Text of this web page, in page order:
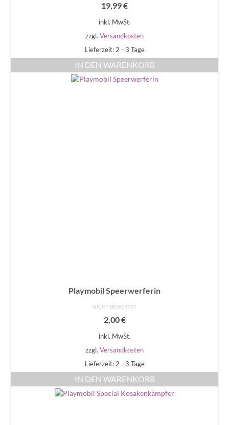
19,99€
inkl. MwSt.
zzgl. Versandkosten
Lieferzeit: 2 - 3 Tage
IN DEN WARENKORB
Playmobil Speerwerferin
NICHT BEWERTET
2,00€
inkl. MwSt.
zzgl. Versandkosten
Lieferzeit: 2 - 3 Tage
IN DEN WARENKORB